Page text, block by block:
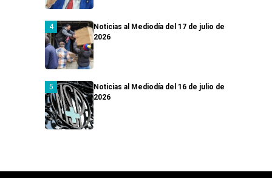
Noticias al Mediodía del 17 de julio de
2026
Noticias al Mediodía del 16 de julio de
2026